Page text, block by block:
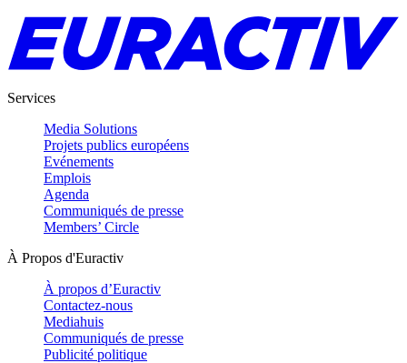
Services
Media Solutions
Projets publics européens
Evénements
Emplois
Agenda
Communiqués de presse
Members’ Circle
À Propos d'Euractiv
À propos d’Euractiv
Contactez-nous
Mediahuis
Communiqués de presse
Publicité politique